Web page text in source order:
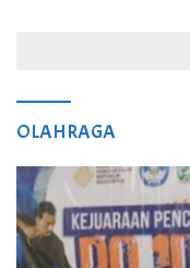
OLAHRAGA